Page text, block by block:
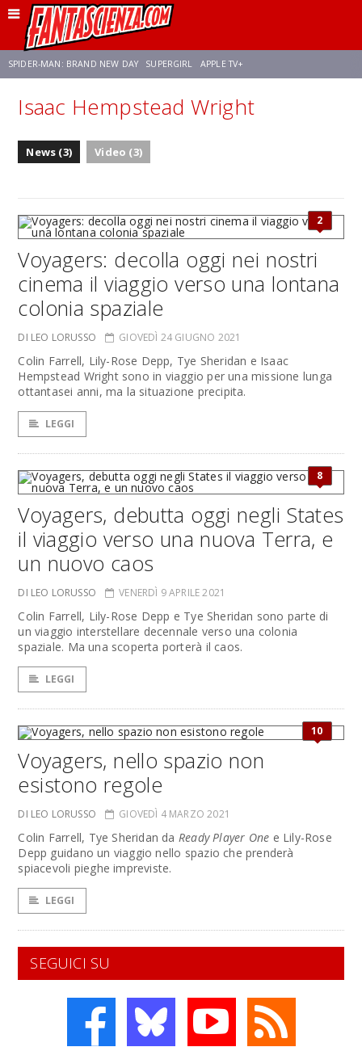
SPIDER-MAN: BRAND NEW DAY SUPERGIRL APPLE TV+
FRANCO RICCIARDIELLO ZENDAYA STAR TREK AVENGERS: DOOMSDAY
Isaac Hempstead Wright
News (3) Video (3)
2
Voyagers: decolla oggi nei nostri
cinema il viaggio verso una lontana
colonia spaziale
DI LEO LORUSSO GIOVEDÌ 24 GIUGNO 2021
Colin Farrell, Lily-Rose Depp, Tye Sheridan e Isaac
Hempstead Wright sono in viaggio per una missione lunga
ottantasei anni, ma la situazione precipita.
LEGGI
8
Voyagers, debutta oggi negli States
il viaggio verso una nuova Terra, e
un nuovo caos
DI LEO LORUSSO VENERDÌ 9 APRILE 2021
Colin Farrell, Lily-Rose Depp e Tye Sheridan sono parte di
un viaggio interstellare decennale verso una colonia
spaziale. Ma una scoperta porterà il caos.
LEGGI
10
Voyagers, nello spazio non
esistono regole
DI LEO LORUSSO GIOVEDÌ 4 MARZO 2021
Colin Farrell, Tye Sheridan da Ready Player One e Lily-Rose
Depp guidano un viaggio nello spazio che prenderà
spiacevoli pieghe impreviste.
LEGGI
SEGUICI SU